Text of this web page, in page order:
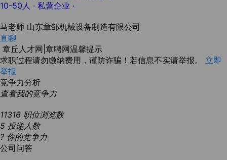
10-50人 · 私营企业 ·
马老师 山东章邹机械设备制造有限公司
直聊
章丘人才网|章聘网温馨提示
求职过程请勿缴纳费用，谨防诈骗！若信息不实请举报。 立即
举报
竞争力分析
查看我的竞争力
11316 职位浏览数
5 投递人数
? 你的竞争力
公司问答